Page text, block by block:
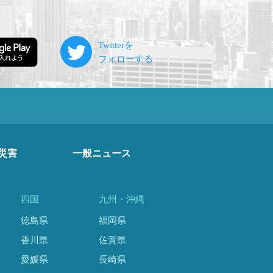
害 一般ニュース
四国
徳島県
香川県
愛媛県
九州・沖縄
福岡県
佐賀県
長崎県